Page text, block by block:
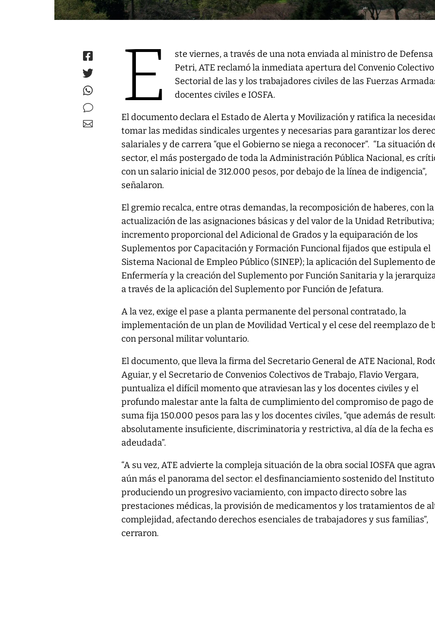
E
ste viernes, a través de una nota enviada al ministro de Defensa
Petri, ATE reclamó la inmediata apertura del Convenio Colectivo
Sectorial de las y los trabajadores civiles de las Fuerzas
docentes civiles e IOSFA.
El documento declara el Estado de Alerta y Movilización y ratifica la
tomar las medidas sindicales urgentes y necesarias para garantizar los
salariales y de carrera “que el Gobierno se niega a reconocer”. “La situación
sector, el más postergado de toda la Administración Pública Nacional, es
con un salario inicial de 312.000 pesos, por debajo de la línea de indigencia”,
señalaron.
El gremio recalca, entre otras demandas, la recomposición de haberes, con la
actualización de las asignaciones básicas y del valor de la Unidad
incremento proporcional del Adicional de Grados y la equiparación de los
Suplementos por Capacitación y Formación Funcional fijados que estipula el
Sistema Nacional de Empleo Público (SINEP); la aplicación del Suplemento de
Enfermería y la creación del Suplemento por Función Sanitaria y la
a través de la aplicación del Suplemento por Función de Jefatura.
A la vez, exige el pase a planta permanente del personal contratado, la
implementación de un plan de Movilidad Vertical y el cese del reemplazo de
con personal militar voluntario.
El documento, que lleva la firma del Secretario General de ATE Nacional,
Aguiar, y el Secretario de Convenios Colectivos de Trabajo, Flavio Vergara,
puntualiza el difícil momento que atraviesan las y los docentes civiles y el
profundo malestar ante la falta de cumplimiento del compromiso de pago
suma fija 150.000 pesos para las y los docentes civiles, “que además de
absolutamente insuficiente, discriminatoria y restrictiva, al día de la fecha es
adeudada”.
“A su vez, ATE advierte la compleja situación de la obra social IOSFA que
aún más el panorama del sector: el desfinanciamiento sostenido del
produciendo un progresivo vaciamiento, con impacto directo sobre las
prestaciones médicas, la provisión de medicamentos y los tratamientos de
complejidad, afectando derechos esenciales de trabajadores y sus familias”,
cerraron.